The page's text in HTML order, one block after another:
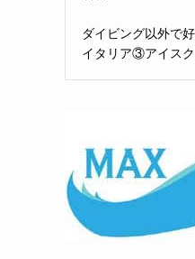
ダイビング以外で
イタリア③アイスク